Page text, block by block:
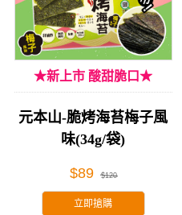
★新上市 酸甜脆口★
元本山-脆烤海苔梅子風
味(34g/袋)
$89 $120
立即搶購